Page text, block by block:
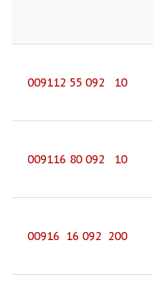
009112 55 092 10
009116 80 092 10
00916 16 092 200